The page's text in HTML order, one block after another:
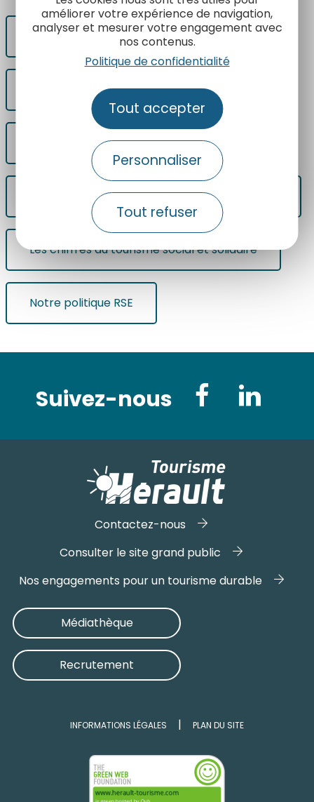
améliorer votre expérience de navigation,
analyser et mesurer votre engagement avec
nos contenus.
Politique de confidentialité
Tout accepter
Personnaliser
Tout refuser
Démarches éco-responsables
Mobilités décarbonées et Vélotourisme
Gestion des flux et des espaces protégés
Développement maîtrisé de l'offre de nature
Les chiffres du tourisme social et solidaire
Notre politique RSE
Suivez-nous
Contactez-nous
Consulter le site grand public
Nos engagements pour un tourisme durable
Médiathèque
Recrutement
INFORMATIONS LÉGALES PLAN DU SITE